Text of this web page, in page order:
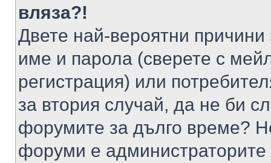
вляза?!
Двете най-вероятни
име и парола (сверете с
регистрация) или
за втория случай, да не би
форумите за дълго време?
форуми е администраторите